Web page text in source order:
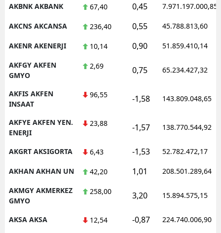
AKBNK AKBANK 67,40 0,45 7.971.197.000,85
AKCNS AKCANSA 236,40 0,55 45.788.813,60
AKENR AKENERJI 10,14 0,90 51.859.410,14
AKFGY AKFEN
GMYO
2,69 0,75 65.234.427,32
AKFIS AKFEN
INSAAT
96,55 -1,58 143.809.048,65
AKFYE AKFEN YEN.
ENERJI
23,88 -1,57 138.770.544,92
AKGRT AKSIGORTA 6,43 -1,53 52.782.472,17
AKHAN AKHAN UN 42,20 1,01 208.501.289,64
AKMGY AKMERKEZ
GMYO
258,00 3,20 15.894.575,15
AKSA AKSA 12,54 -0,87 224.740.006,90